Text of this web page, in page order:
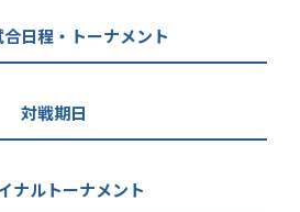
日程・トーナメント
対戦期日
ナルトーナメント